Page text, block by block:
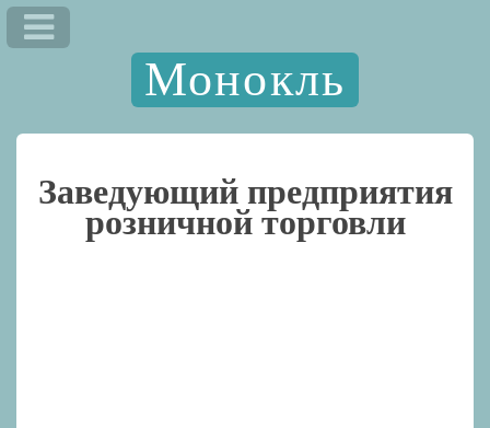
Монокль
Заведующий предприятия
розничной торговли